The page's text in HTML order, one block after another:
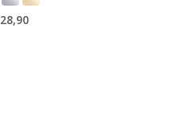
28,90